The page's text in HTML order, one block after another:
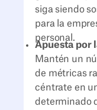
siga siendo
para la
personal.
Apuesta por
Mantén un
de métricas
céntrate en
determinado